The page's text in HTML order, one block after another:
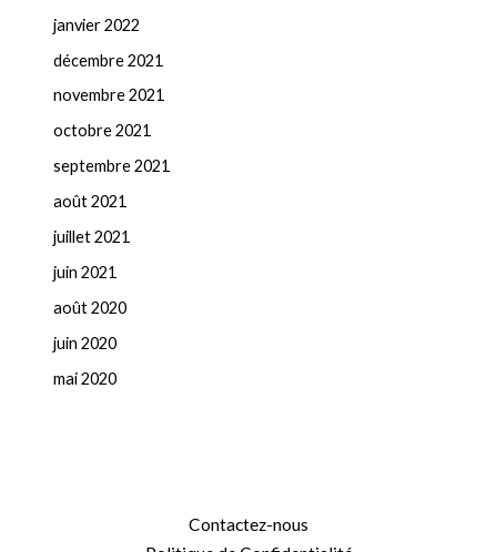
janvier 2022
décembre 2021
novembre 2021
octobre 2021
septembre 2021
août 2021
juillet 2021
juin 2021
août 2020
juin 2020
mai 2020
Contactez-nous